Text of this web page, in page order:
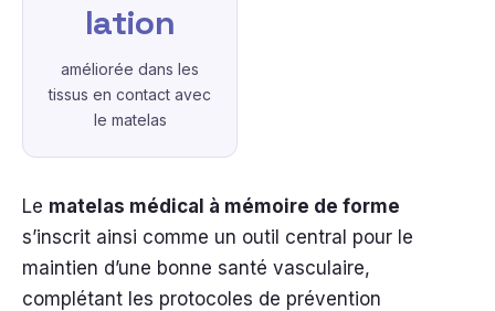
lation
améliorée dans les
tissus en contact avec
le matelas
Le matelas médical à mémoire de forme
s’inscrit ainsi comme un outil central pour le
maintien d’une bonne santé vasculaire,
complétant les protocoles de prévention